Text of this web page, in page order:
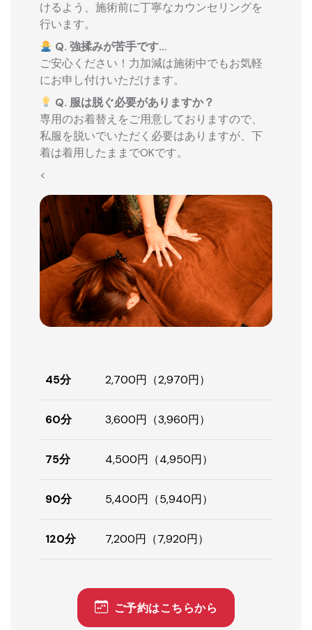
けるよう、施術前に丁寧なカウンセリングを
行います。
Q. 強揉みが苦手です…
ご安心ください！力加減は施術中でもお気軽
にお申し付けいただけます。
Q. 服は脱ぐ必要がありますか？
専用のお着替えをご用意しておりますので、
私服を脱いでいただく必要はありますが、下
着は着用したままでOKです。
<
45分 2,700円（2,970円）
60分 3,600円（3,960円）
75分 4,500円（4,950円）
90分 5,400円（5,940円）
120分 7,200円（7,920円）
ご予約はこちらから